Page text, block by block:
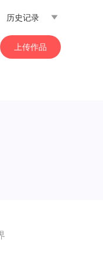

历史记录
上传作品